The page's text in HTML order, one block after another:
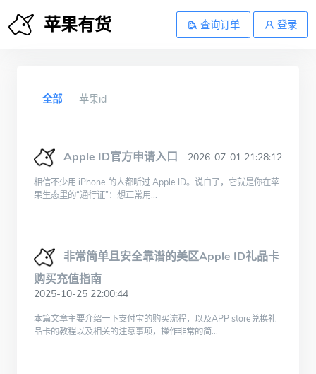
苹果有货 查询订单 登录
全部 苹果id
Apple ID官方申请入口 2026-07-01 21:28:12
相信不少用 iPhone 的人都听过 Apple ID。说白了，它就是你在苹
果生态里的“通行证”：想正常用...
非常简单且安全靠谱的美区Apple ID礼品卡
购买充值指南
2025-10-25 22:00:44
本篇文章主要介绍一下支付宝的购买流程，以及APP store兑换礼
品卡的教程以及相关的注意事项，操作非常的简...